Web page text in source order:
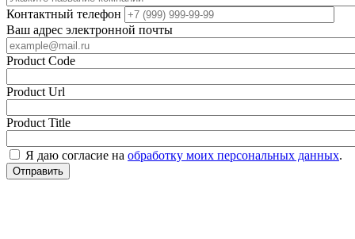
Контактный телефон
Ваш адрес электронной почты
Product Code
Product Url
Product Title
Я даю согласие на обработку моих персональных данных.
Отправить